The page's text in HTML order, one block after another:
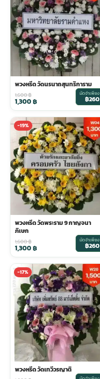
พวงหรีด วัดนรนาถสุนทริการาม
1,600฿
1,300฿
มัดจำเพียง
฿260
-19%
พวงหรีด วัดพระราม 9 กาญจนา
ภิเษก
1,600฿
1,300฿
มัดจำเพียง
฿260
-17%
พวงหรีด วัดเทวีวรญาติ